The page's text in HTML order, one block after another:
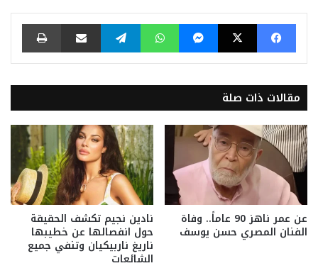
فيسبوك ‫X ماسنجر واتساب تيلقرام مشاركة عبر البريد طباعة
مقالات ذات صلة
عن عمر ناهز 90 عاماً.. وفاة
الفنان المصري حسن يوسف
نادين نجيم تكشف الحقيقة
حول انفصالها عن خطيبها
ناريغ ناربيكيان وتنفي جميع
الشائعات